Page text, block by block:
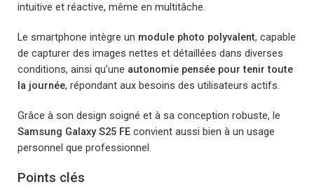
intuitive et réactive, même en multitâche.
Le smartphone intègre un module photo polyvalent, capable
de capturer des images nettes et détaillées dans diverses
conditions, ainsi qu’une autonomie pensée pour tenir toute
la journée, répondant aux besoins des utilisateurs actifs.
Grâce à son design soigné et à sa conception robuste, le
Samsung Galaxy S25 FE convient aussi bien à un usage
personnel que professionnel.
Points clés